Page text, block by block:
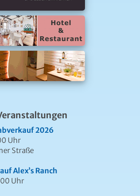
2026
Uhr
Straße
Alex’s Ranch
Uhr